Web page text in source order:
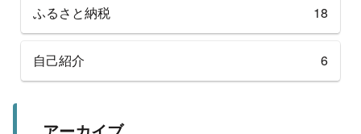
ふるさと納税 18
自己紹介 6